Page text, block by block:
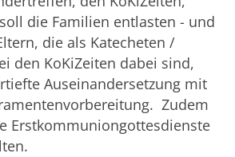
die Familien entlasten - und
die als Katecheten /
den KoKiZeiten dabei sind,
Auseinandersetzung mit
Zudem
Erstkommuniongottesdienste